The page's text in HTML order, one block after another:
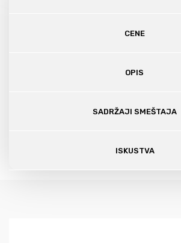
CENE
OPIS
SADRŽAJI SMEŠTAJA
ISKUSTVA